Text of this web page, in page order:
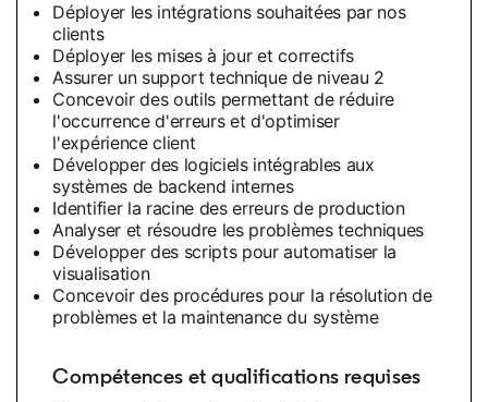
Déployer les intégrations souhaitées par nos
clients
Déployer les mises à jour et correctifs
Assurer un support technique de niveau 2
Concevoir des outils permettant de réduire
l'occurrence d'erreurs et d'optimiser
l'expérience client
Développer des logiciels intégrables aux
systèmes de backend internes
Identifier la racine des erreurs de production
Analyser et résoudre les problèmes techniques
Développer des scripts pour automatiser la
visualisation
Concevoir des procédures pour la résolution de
problèmes et la maintenance du système
Compétences et qualifications requises